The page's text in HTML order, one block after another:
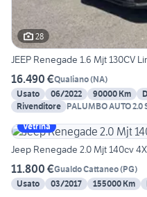
28
JEEP Renegade 1.6 Mjt 130CV
16.490 €Qualiano(NA)
Usato
06/2022 90000 Km
Rivenditore PALUMBO AUTO 2.0
Vetrina
Jeep Renegade 2.0 Mjt 140cv
11.800 €Gualdo Cattaneo(PG)
Usato
03/2017 155000 Km